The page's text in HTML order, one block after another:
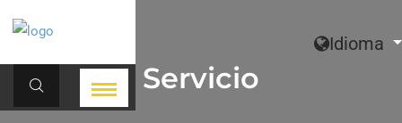
Idioma
Servicio